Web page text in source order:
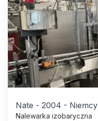
Nate - 2004 - Niemcy
Nalewarka izobaryczna